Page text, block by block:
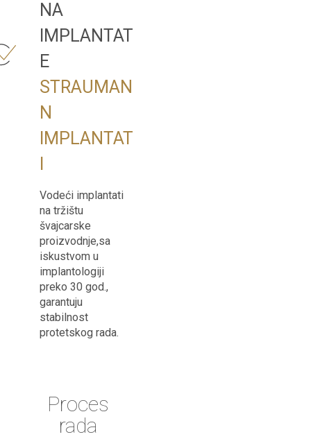
NA
IMPLANTAT
E
STRAUMAN
N
IMPLANTAT
Vodeći implantati
na tržištu
švajcarske
proizvodnje,sa
iskustvom u
implantologiji
preko 30 god.,
garantuju
stabilnost
protetskog rada.
Proces
rada